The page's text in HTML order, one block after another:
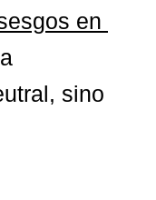
en
sino